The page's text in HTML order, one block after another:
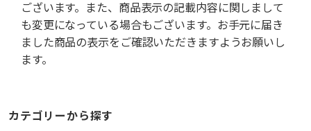
ございます。また、商品表示の記載内容に関しまして
も変更になっている場合もございます。お手元に届き
ました商品の表示をご確認いただきますようお願いし
ます。
カテゴリーから探す